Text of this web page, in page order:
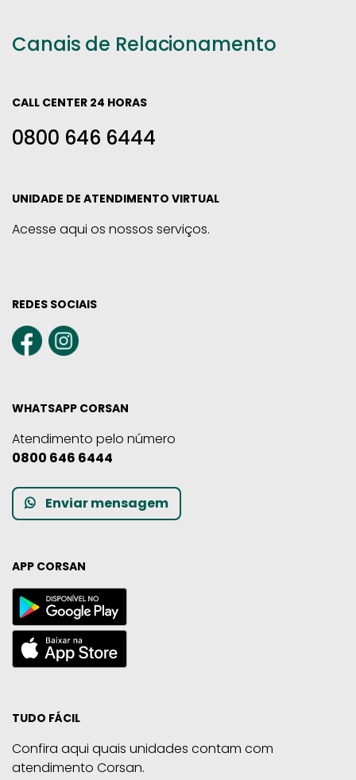
Canais de Relacionamento
CALL CENTER 24 HORAS
0800 646 6444
UNIDADE DE ATENDIMENTO VIRTUAL
Acesse aqui os nossos serviços.
REDES SOCIAIS
WHATSAPP CORSAN
Atendimento pelo número
0800 646 6444
Enviar mensagem
APP CORSAN
TUDO FÁCIL
Confira aqui quais unidades contam com
atendimento Corsan.